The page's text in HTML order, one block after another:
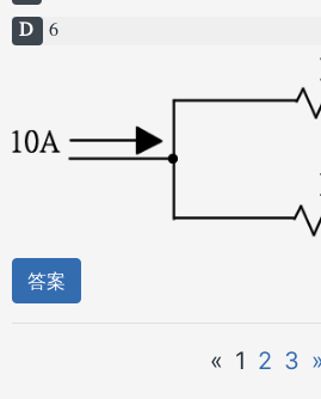
D 6
答案
« 1 2 3